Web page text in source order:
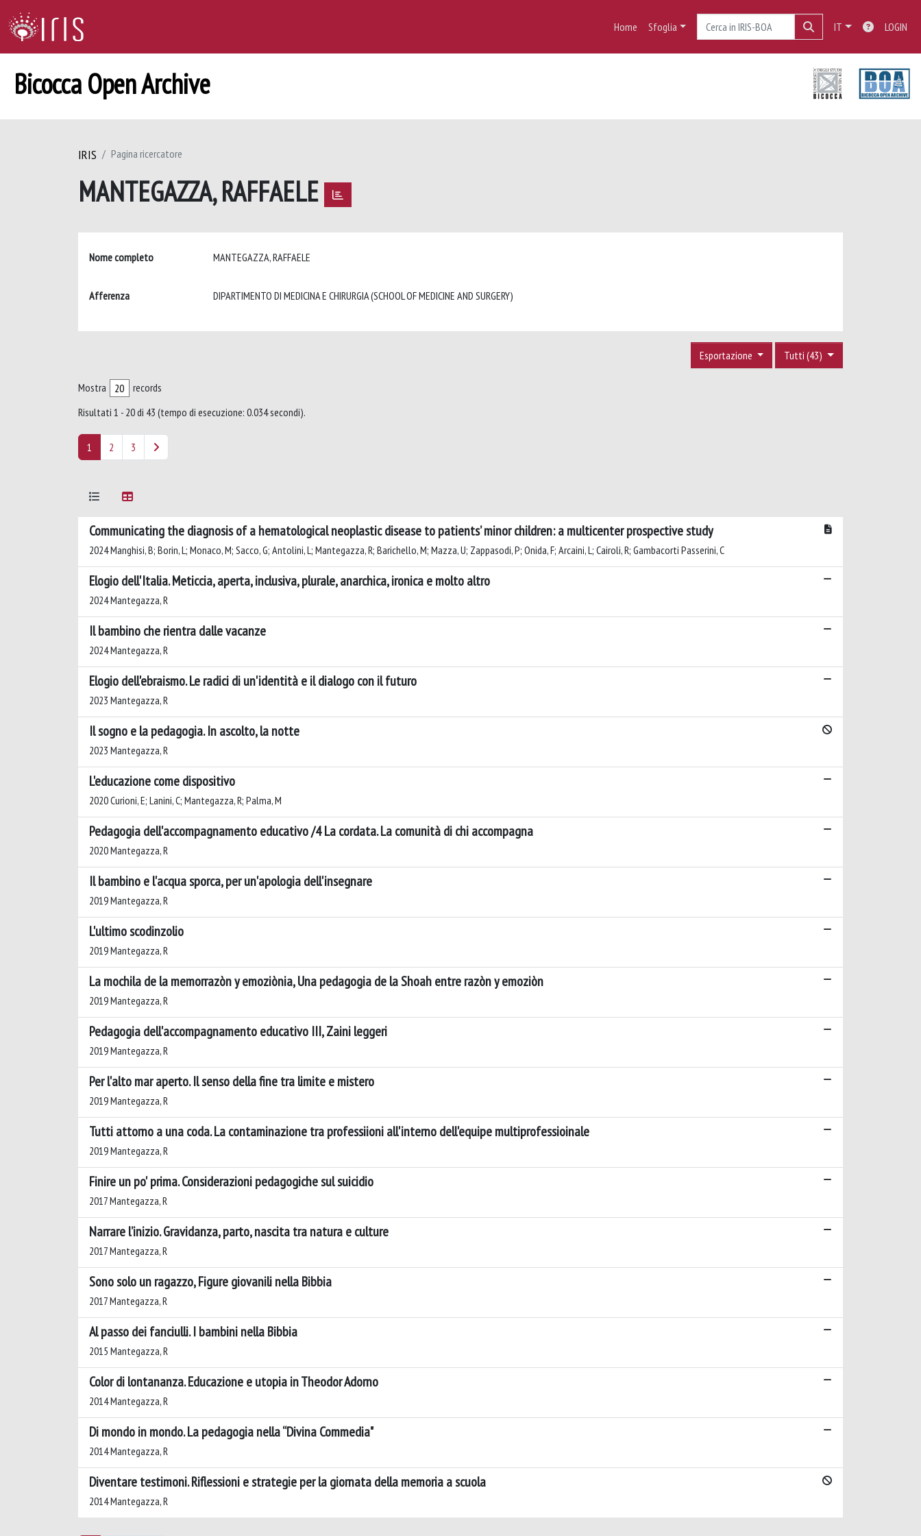
Home Sfoglia IT LOGIN
Bicocca Open Archive
IRIS Pagina ricercatore
MANTEGAZZA, RAFFAELE
Nome completo MANTEGAZZA, RAFFAELE
Afferenza DIPARTIMENTO DI MEDICINA E CHIRURGIA (SCHOOL OF MEDICINE AND SURGERY)
Tutti (43)
Esportazione
Mostra
records
Risultati 1 - 20 di 43 (tempo di esecuzione: 0.034 secondi).
1 2 3
Communicating the diagnosis of a hematological neoplastic disease to patients’ minor children: a multicenter prospective study
2024 Manghisi, B; Borin, L; Monaco, M; Sacco, G; Antolini, L; Mantegazza, R; Barichello, M; Mazza, U; Zappasodi, P; Onida, F; Arcaini, L; Cairoli, R; Gambacorti Passerini, C
Elogio dell'Italia. Meticcia, aperta, inclusiva, plurale, anarchica, ironica e molto altro
2024 Mantegazza, R
Il bambino che rientra dalle vacanze
2024 Mantegazza, R
Elogio dell'ebraismo. Le radici di un'identità e il dialogo con il futuro
2023 Mantegazza, R
Il sogno e la pedagogia. In ascolto, la notte
2023 Mantegazza, R
L'educazione come dispositivo
2020 Curioni, E; Lanini, C; Mantegazza, R; Palma, M
Pedagogia dell'accompagnamento educativo /4 La cordata. La comunità di chi accompagna
2020 Mantegazza, R
Il bambino e l'acqua sporca, per un'apologia dell'insegnare
2019 Mantegazza, R
L'ultimo scodinzolio
2019 Mantegazza, R
La mochila de la memorrazòn y emoziònia, Una pedagogia de la Shoah entre razòn y emoziòn
2019 Mantegazza, R
Pedagogia dell'accompagnamento educativo III, Zaini leggeri
2019 Mantegazza, R
Per l'alto mar aperto. Il senso della fine tra limite e mistero
2019 Mantegazza, R
Tutti attorno a una coda. La contaminazione tra professiioni all'interno dell'equipe multiprofessioinale
2019 Mantegazza, R
Finire un po' prima. Considerazioni pedagogiche sul suicidio
2017 Mantegazza, R
Narrare l’inizio. Gravidanza, parto, nascita tra natura e culture
2017 Mantegazza, R
Sono solo un ragazzo, Figure giovanili nella Bibbia
2017 Mantegazza, R
Al passo dei fanciulli. I bambini nella Bibbia
2015 Mantegazza, R
Color di lontananza. Educazione e utopia in Theodor Adorno
2014 Mantegazza, R
Di mondo in mondo. La pedagogia nella “Divina Commedia"
2014 Mantegazza, R
Diventare testimoni. Riflessioni e strategie per la giornata della memoria a scuola
2014 Mantegazza, R